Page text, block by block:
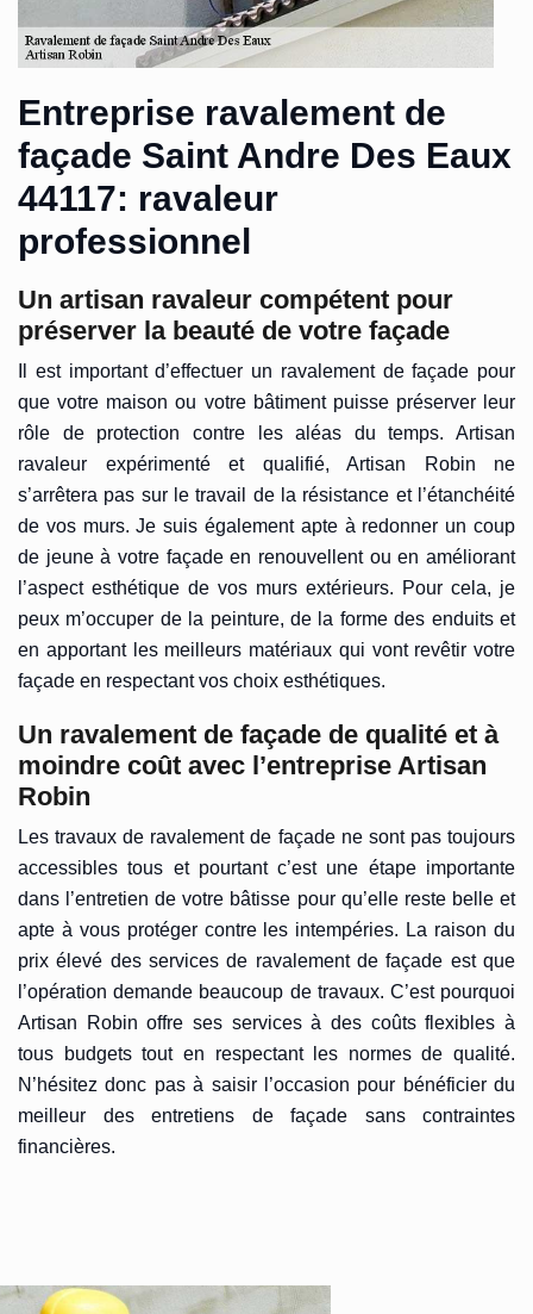
Entreprise ravalement de
façade Saint Andre Des Eaux
44117: ravaleur
professionnel
Un artisan ravaleur compétent pour
préserver la beauté de votre façade
Il est important d’effectuer un ravalement de façade pour
que votre maison ou votre bâtiment puisse préserver leur
rôle de protection contre les aléas du temps. Artisan
ravaleur expérimenté et qualifié, Artisan Robin ne
s’arrêtera pas sur le travail de la résistance et l’étanchéité
de vos murs. Je suis également apte à redonner un coup
de jeune à votre façade en renouvellent ou en améliorant
l’aspect esthétique de vos murs extérieurs. Pour cela, je
peux m’occuper de la peinture, de la forme des enduits et
en apportant les meilleurs matériaux qui vont revêtir votre
façade en respectant vos choix esthétiques.
Un ravalement de façade de qualité et à
moindre coût avec l’entreprise Artisan
Robin
Les travaux de ravalement de façade ne sont pas toujours
accessibles tous et pourtant c’est une étape importante
dans l’entretien de votre bâtisse pour qu’elle reste belle et
apte à vous protéger contre les intempéries. La raison du
prix élevé des services de ravalement de façade est que
l’opération demande beaucoup de travaux. C’est pourquoi
Artisan Robin offre ses services à des coûts flexibles à
tous budgets tout en respectant les normes de qualité.
N’hésitez donc pas à saisir l’occasion pour bénéficier du
meilleur des entretiens de façade sans contraintes
financières.